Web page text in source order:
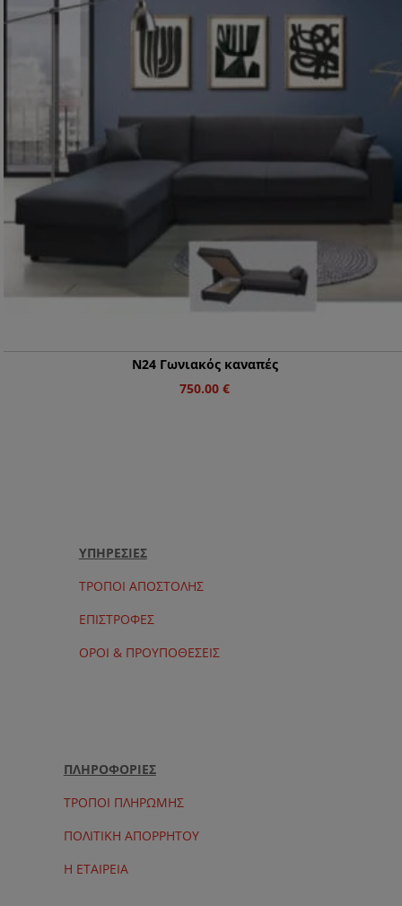
Ν24 Γωνιακός καναπές
750.00€
ΥΠΗΡΕΣΙΕΣ
ΤΡΟΠΟΙ ΑΠΟΣΤΟΛΗΣ
ΕΠΙΣΤΡΟΦΕΣ
ΟΡΟΙ & ΠΡΟΥΠΟΘΕΣΕΙΣ
ΠΛΗΡΟΦΟΡΙΕΣ
ΤΡΟΠΟΙ ΠΛΗΡΩΜΗΣ
ΠΟΛΙΤΙΚΗ ΑΠΟΡΡΗΤΟΥ
Η ΕΤΑΙΡΕΙΑ